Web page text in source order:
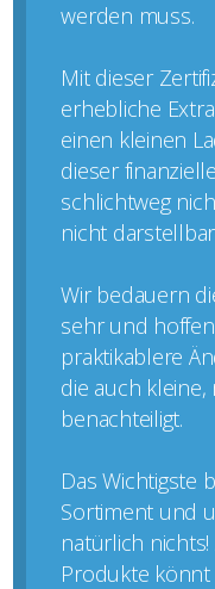
werden muss.
Mit dieser
erhebliche
einen kleinen
dieser
schlichtweg
nicht
Wir bedauern
sehr und
praktikablere
die auch
benachteiligt.
Das Wichtigste
Sortiment und
natürlich
Produkte